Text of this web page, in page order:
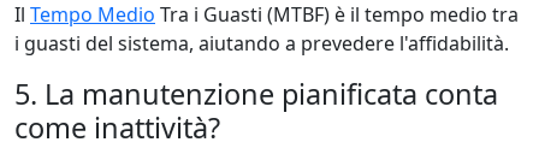
Il Tempo Medio Tra i Guasti (MTBF) è il tempo medio tra
i guasti del sistema, aiutando a prevedere l'affidabilità.
5. La manutenzione pianificata conta
come inattività?